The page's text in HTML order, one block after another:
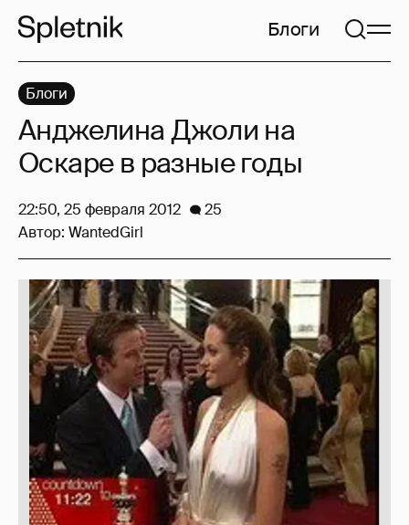
Блоги
Блоги
Анджелина Джоли на
Оскаре в разные годы
22:50, 25 февраля 2012
25
Автор: WantedGirl